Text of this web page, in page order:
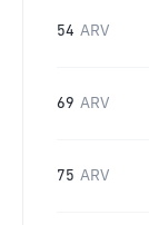
54 ARV
69 ARV
75 ARV